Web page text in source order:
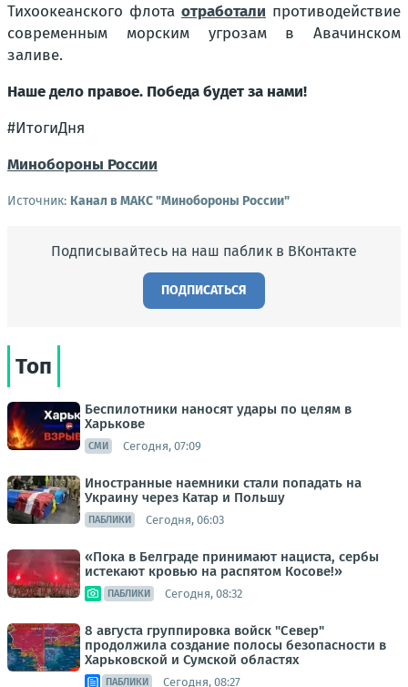
Тихоокеанского флота отработали противодействие
современным морским угрозам в Авачинском
заливе.
Наше дело правое. Победа будет за нами!
#ИтогиДня
Минобороны России
Источник: Канал в МАКС "Минобороны России"
Подписывайтесь на наш паблик в ВКонтакте
ПОДПИСАТЬСЯ
Топ
Беспилотники наносят удары по целям в
Харькове
СМИ Сегодня, 07:09
Иностранные наемники стали попадать на
Украину через Катар и Польшу
ПАБЛИКИ Сегодня, 06:03
«Пока в Белграде принимают нациста, сербы
истекают кровью на распятом Косове!»
ПАБЛИКИ Сегодня, 08:32
8 августа группировка войск "Север"
продолжила создание полосы безопасности в
Харьковской и Сумской областях
ПАБЛИКИ Сегодня, 08:27